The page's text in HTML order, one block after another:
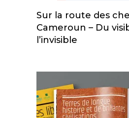
Add To
Sur la route des
Cameroun – Du
l’invisible